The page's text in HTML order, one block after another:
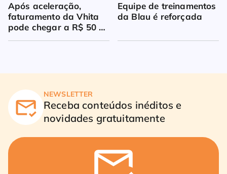
Após aceleração,
faturamento da Vhita
pode chegar a R$ 50
milhões
Equipe de treinamentos
da Blau é reforçada
NEWSLETTER
Receba conteúdos inéditos e
novidades gratuitamente